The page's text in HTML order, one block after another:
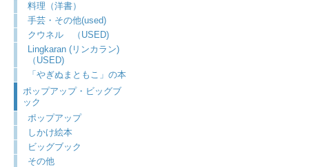
料理（洋書）
手芸・その他(used)
クウネル （USED)
Lingkaran (リンカラン)
（USED)
「やぎぬまともこ」の本
ポップアップ・ビッグブ
ック
ポップアップ
しかけ絵本
ビッグブック
その他